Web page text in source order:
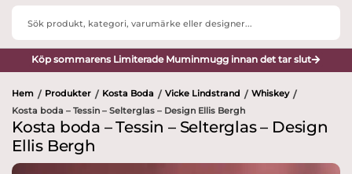
Search
Köp sommarens Limiterade Muminmugg innan det tar slut
Hem / Produkter / Kosta Boda / Vicke Lindstrand / Whiskey /
Kosta boda – Tessin – Selterglas – Design Ellis Bergh
Kosta boda – Tessin – Selterglas – Design
Ellis Bergh